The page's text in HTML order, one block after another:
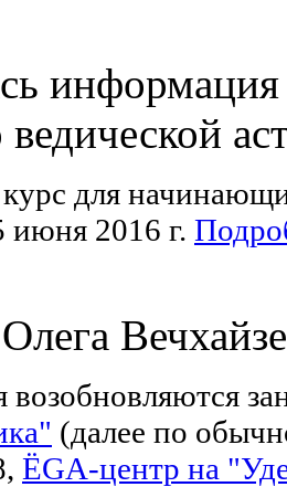
для
июня 2016 г.
возобновляются з
(далее по
ЁGА-центр на